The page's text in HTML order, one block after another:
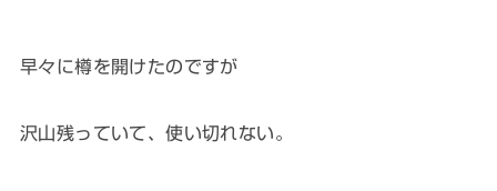
早々に樽を開けたのですが
沢山残っていて、使い切れない。